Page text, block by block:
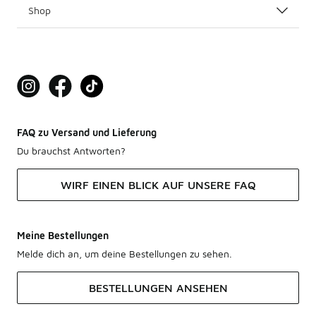
Shop
FAQ zu Versand und Lieferung
Du brauchst Antworten?
WIRF EINEN BLICK AUF UNSERE FAQ
Meine Bestellungen
Melde dich an, um deine Bestellungen zu sehen.
BESTELLUNGEN ANSEHEN